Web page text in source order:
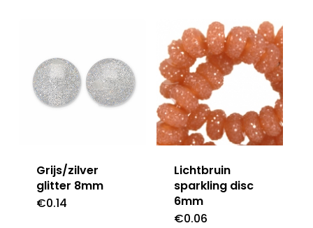
Grijs/zilver
glitter 8mm
€0.14
Lichtbruin
sparkling disc
6mm
€0.06